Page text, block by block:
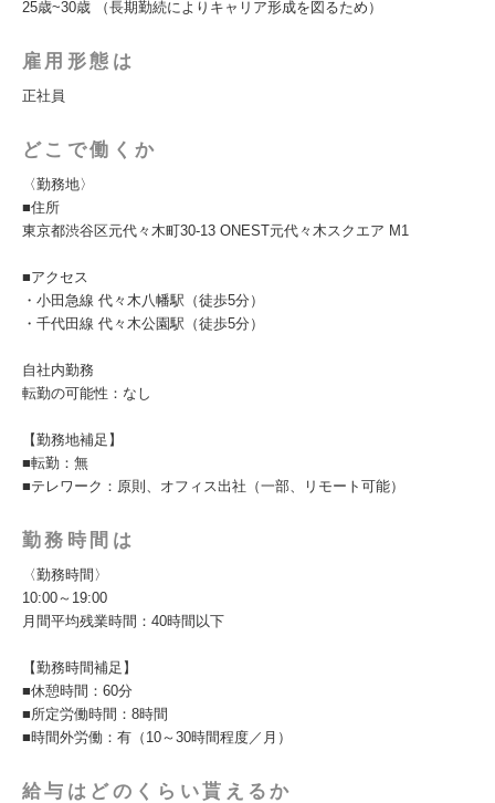
25歳~30歳 （長期勤続によりキャリア形成を図るため）
雇用形態は
正社員
どこで働くか
〈勤務地〉
■住所
東京都渋谷区元代々木町30-13 ONEST元代々木スクエア M1
■アクセス
・小田急線 代々木八幡駅（徒歩5分）
・千代田線 代々木公園駅（徒歩5分）
自社内勤務
転勤の可能性：なし
【勤務地補足】
■転勤：無
■テレワーク：原則、オフィス出社（一部、リモート可能）
勤務時間は
〈勤務時間〉
10:00～19:00
月間平均残業時間：40時間以下
【勤務時間補足】
■休憩時間：60分
■所定労働時間：8時間
■時間外労働：有（10～30時間程度／月）
給与はどのくらい貰えるか